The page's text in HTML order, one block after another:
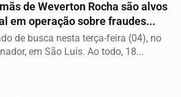
de Weverton Rocha são alvos
em operação sobre fraudes...
de busca nesta terça-feira (04), no
em São Luís. Ao todo, 18...